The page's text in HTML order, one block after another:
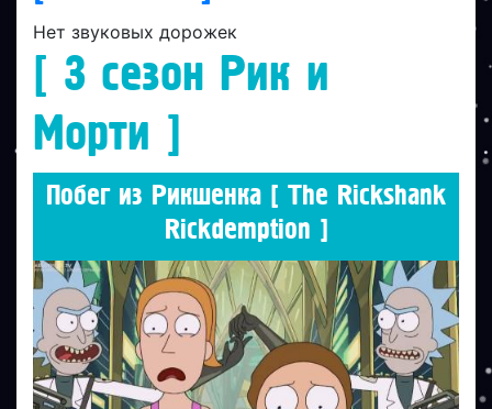
Нет звуковых дорожек
[ 3 сезон Рик и
Морти ]
Побег из Рикшенка [ The Rickshank
Rickdemption ]